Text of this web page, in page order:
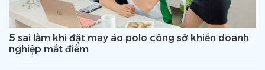
5 sai lầm khi đặt may áo polo công sở khiến doanh
nghiệp mất điểm